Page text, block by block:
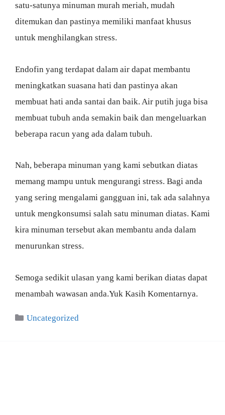
satu-satunya minuman murah meriah, mudah
ditemukan dan pastinya memiliki manfaat khusus
untuk menghilangkan stress.
Endofin yang terdapat dalam air dapat membantu
meningkatkan suasana hati dan pastinya akan
membuat hati anda santai dan baik. Air putih juga bisa
membuat tubuh anda semakin baik dan mengeluarkan
beberapa racun yang ada dalam tubuh.
Nah, beberapa minuman yang kami sebutkan diatas
memang mampu untuk mengurangi stress. Bagi anda
yang sering mengalami gangguan ini, tak ada salahnya
untuk mengkonsumsi salah satu minuman diatas. Kami
kira minuman tersebut akan membantu anda dalam
menurunkan stress.
Semoga sedikit ulasan yang kami berikan diatas dapat
menambah wawasan anda.Yuk Kasih Komentarnya.
Categories
Uncategorized